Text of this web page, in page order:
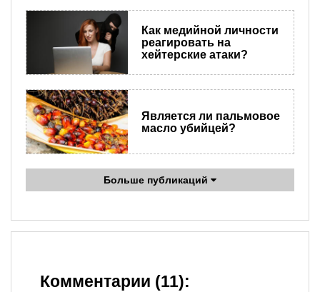
Как медийной личности
реагировать на
хейтерские атаки?
Является ли пальмовое
масло убийцей?
Больше публикаций
Комментарии (11):